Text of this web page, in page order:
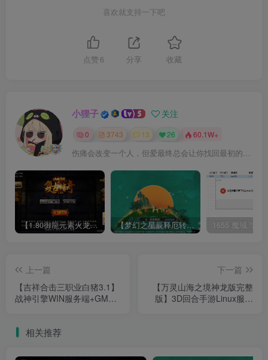
喜欢就支持一下吧
点赞 6 分享 收藏
小狸子 关注
0 3743 13 26 60.1W+
伤痛会改变一个人，但爱最终总会让你找回最初的自己
【1.80御龍元素火龙[摸摸登陆器]】战神引擎WIN服务端+GM工具+充值后台+双端+架设教程 【梦幻之星辰释厄转尊享挂机版】MT3换皮梦幻西游Linux服务端+GM后台+双端+源码+架设教程
上一篇
【吉祥合击三职业白猪3.1】
战神引擎WIN服务端+GM工
下一篇
【万灵山海之境神龙版完整
版】3D回合手游Linux服务
相关推荐